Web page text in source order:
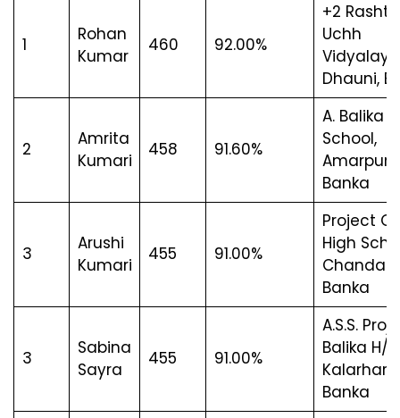
1
Rohan
Kumar
460 92.00%
+2
Uchh
Dhauni,
2
Amrita
Kumari
458 91.60%
A. Balika
School,
Amarpur,
Banka
3
Arushi
Kumari
455 91.00%
Project
High
Chandan,
Banka
3
Sabina
Sayra
455 91.00%
A.S.S.
Balika H/S,
Kalarhara,
Banka